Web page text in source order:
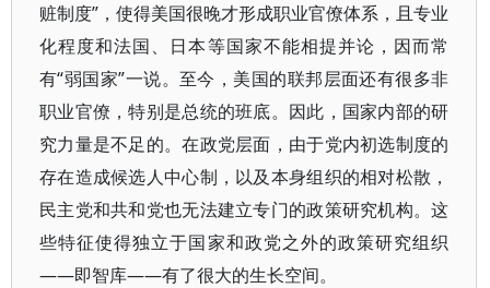
赃制度”，使得美国很晚才形成职业官僚体系，且专业
化程度和法国、日本等国家不能相提并论，因而常
有“弱国家”一说。至今，美国的联邦层面还有很多非
职业官僚，特别是总统的班底。因此，国家内部的研
究力量是不足的。在政党层面，由于党内初选制度的
存在造成候选人中心制，以及本身组织的相对松散，
民主党和共和党也无法建立专门的政策研究机构。这
些特征使得独立于国家和政党之外的政策研究组织
——即智库——有了很大的生长空间。